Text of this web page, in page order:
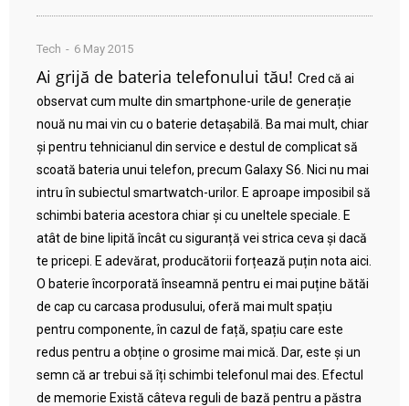
Tech 6 May 2015
Ai grijă de bateria telefonului tău! Cred că ai
observat cum multe din smartphone-urile de generație
nouă nu mai vin cu o baterie detașabilă. Ba mai mult, chiar
și pentru tehnicianul din service e destul de complicat să
scoată bateria unui telefon, precum Galaxy S6. Nici nu mai
intru în subiectul smartwatch-urilor. E aproape imposibil să
schimbi bateria acestora chiar și cu uneltele speciale. E
atât de bine lipită încât cu siguranță vei strica ceva și dacă
te pricepi. E adevărat, producătorii forțează puțin nota aici.
O baterie încorporată înseamnă pentru ei mai puține bătăi
de cap cu carcasa produsului, oferă mai mult spațiu
pentru componente, în cazul de față, spațiu care este
redus pentru a obține o grosime mai mică. Dar, este și un
semn că ar trebui să îți schimbi telefonul mai des. Efectul
de memorie Există câteva reguli de bază pentru a păstra